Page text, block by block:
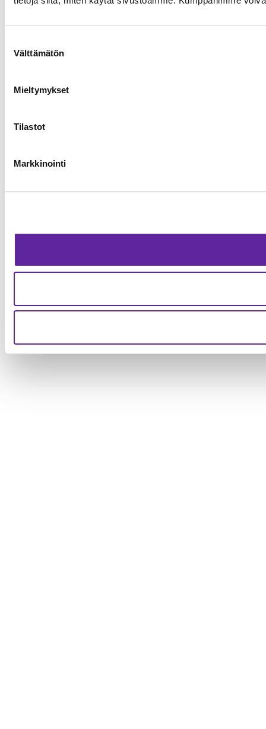
valinta
Välttämätön
Mieltymykset
Tilastot
Markkinointi